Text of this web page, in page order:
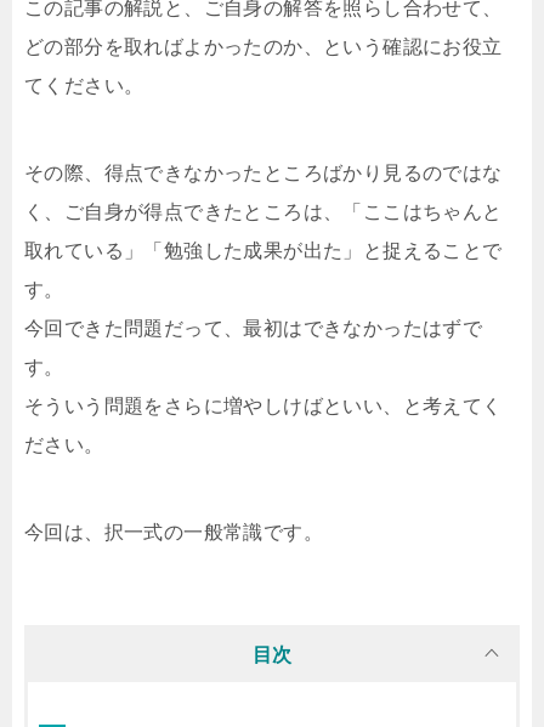
この記事の解説と、ご自身の解答を照らし合わせて、
どの部分を取ればよかったのか、という確認にお役立
てください。
その際、得点できなかったところばかり見るのではな
く、ご自身が得点できたところは、「ここはちゃんと
取れている」「勉強した成果が出た」と捉えることで
す。
今回できた問題だって、最初はできなかったはずで
す。
そういう問題をさらに増やしけばといい、と考えてく
ださい。
今回は、択一式の一般常識です。
目次